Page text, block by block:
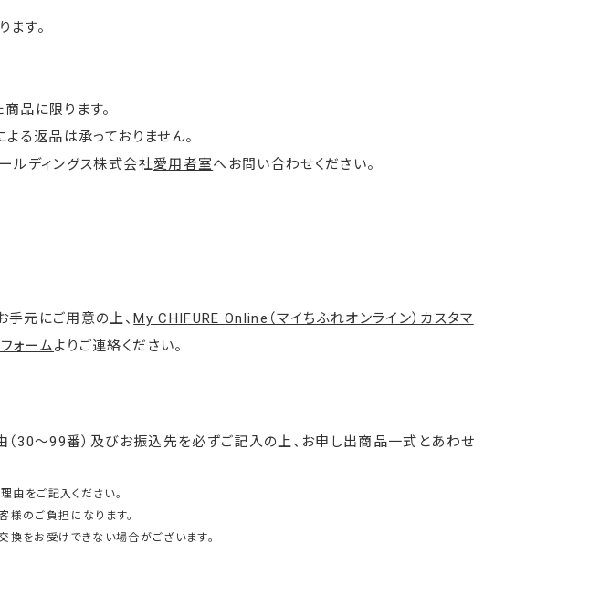
す。
品に限ります。
る返品は承っておりません。
ルディングス株式会社愛用者室へお問い合わせください。
手元にご用意の上、My CHIFURE Online（マイちふれオンライン）カスタマ
ォームよりご連絡ください。
30～99番）及びお振込先を必ずご記入の上、お申し出商品一式とあわせ
由をご記入ください。
のご負担になります。
をお受けできない場合がございます。